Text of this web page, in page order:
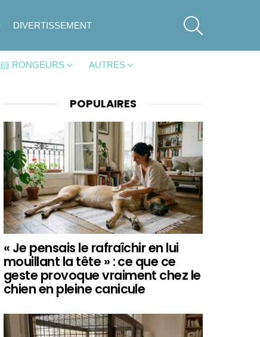
DIVERTISSEMENT
🐹 RONGEURS AUTRES
POPULAIRES
« Je pensais le rafraîchir en lui
mouillant la tête » : ce que ce
geste provoque vraiment chez le
chien en pleine canicule